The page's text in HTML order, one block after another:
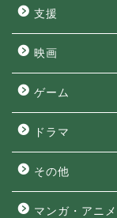
支援
映画
ゲーム
ドラマ
その他
マンガ・アニメ